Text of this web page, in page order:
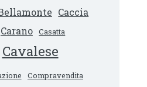
Caccia
Carano Casatta
Cavalese
Compravendita